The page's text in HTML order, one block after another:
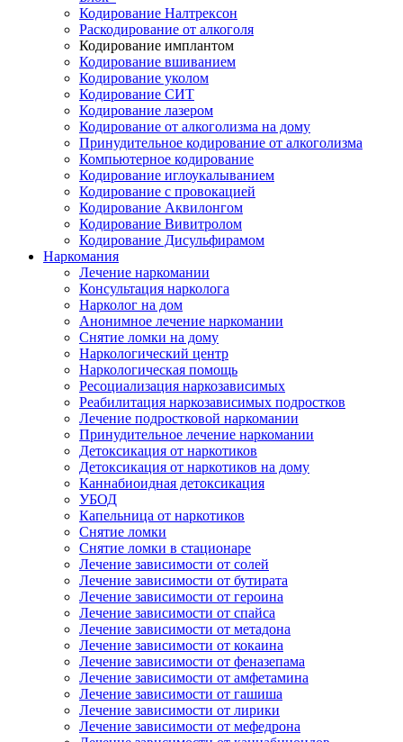
Кодирование Налтрексон
Раскодирование от алкоголя
Кодирование имплантом
Кодирование вшиванием
Кодирование уколом
Кодирование СИТ
Кодирование лазером
Кодирование от алкоголизма на дому
Принудительное кодирование от алкоголизма
Компьютерное кодирование
Кодирование иглоукалыванием
Кодирование с провокацией
Кодирование Аквилонгом
Кодирование Вивитролом
Кодирование Дисульфирамом
Наркомания
Лечение наркомании
Консультация нарколога
Нарколог на дом
Анонимное лечение наркомании
Снятие ломки на дому
Наркологический центр
Наркологическая помощь
Ресоциализация наркозависимых
Реабилитация наркозависимых подростков
Лечение подростковой наркомании
Принудительное лечение наркомании
Детоксикация от наркотиков
Детоксикация от наркотиков на дому
Каннабиоидная детоксикация
УБОД
Капельница от наркотиков
Снятие ломки
Снятие ломки в стационаре
Лечение зависимости от солей
Лечение зависимости от бутирата
Лечение зависимости от героина
Лечение зависимости от спайса
Лечение зависимости от метадона
Лечение зависимости от кокаина
Лечение зависимости от феназепама
Лечение зависимости от амфетамина
Лечение зависимости от гашиша
Лечение зависимости от лирики
Лечение зависимости от мефедрона